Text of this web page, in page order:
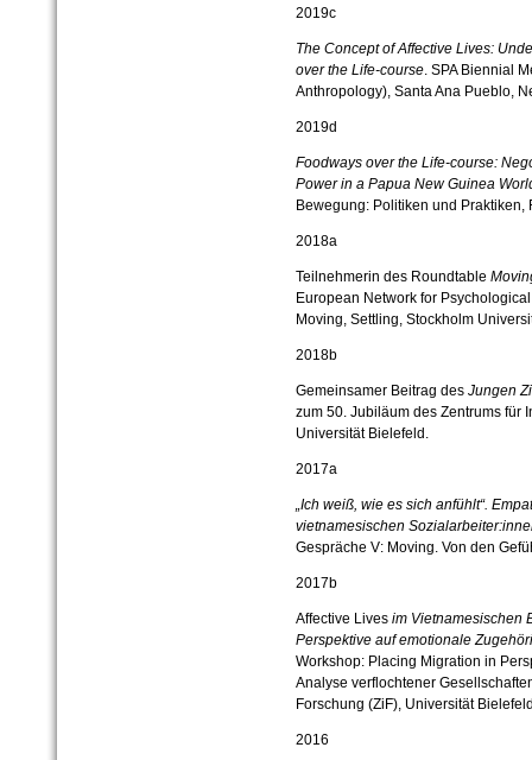
2019c
The Concept of Affective Lives:
over the Life-course. SPA Biennial
Anthropology), Santa Ana Pueblo,
2019d
Foodways over the Life-course:
Power in a Papua New Guinea
Bewegung: Politiken und Praktiken,
2018a
Teilnehmerin des Roundtable
European Network for
Moving, Settling, Stockholm
2018b
Gemeinsamer Beitrag des Jungen
zum 50. Jubiläum des Zentrums für
Universität Bielefeld.
2017a
„Ich weiß, wie es sich anfühlt“.
vietnamesischen
Gespräche V: Moving. Von den
2017b
Affective Lives im Vietnamesischen
Perspektive auf emotionale
Workshop: Placing Migration in
Analyse verflochtener
Forschung (ZiF), Universität
2016